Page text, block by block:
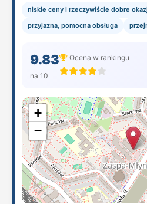
niskie ceny i rzeczywiście dobre
przyjazna, pomocna obsługa
9.83
na 10
Ocena w rankingu
+
−